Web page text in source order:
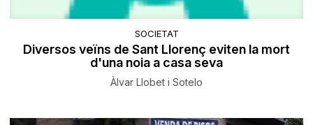
SOCIETAT
Diversos veïns de Sant Llorenç eviten la mort
d'una noia a casa seva
Àlvar Llobet i Sotelo